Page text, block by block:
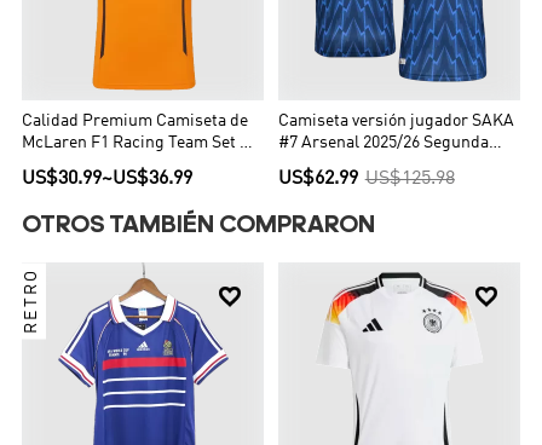
Calidad Premium Camiseta de
McLaren F1 Racing Team Set Up
T-Shirt Orange Hombre Naranja
US$30.99~US$36.99
Camiseta versión jugador SAKA
#7 Arsenal 2025/26 Segunda
Equipación - Versión Jugador
US$62.99 US$125.98
OTROS TAMBIÉN COMPRARON

RETRO 